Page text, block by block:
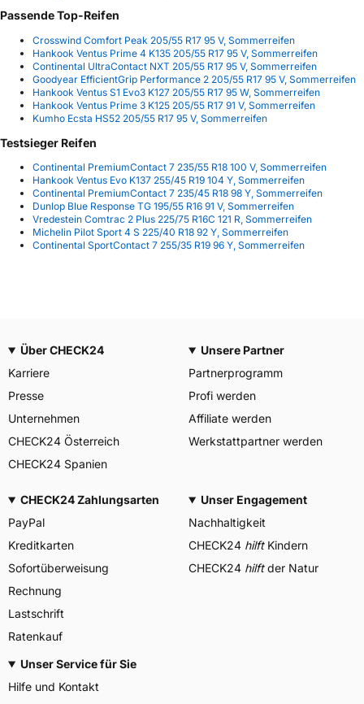
Passende Top-Reifen
Crosswind Comfort Peak 205/55 R17 95 V, Sommerreifen
Hankook Ventus Prime 4 K135 205/55 R17 95 V, Sommerreifen
Continental UltraContact NXT 205/55 R17 95 V, Sommerreifen
Goodyear EfficientGrip Performance 2 205/55 R17 95 V, Sommerreifen
Hankook Ventus S1 Evo3 K127 205/55 R17 95 W, Sommerreifen
Hankook Ventus Prime 3 K125 205/55 R17 91 V, Sommerreifen
Kumho Ecsta HS52 205/55 R17 95 V, Sommerreifen
Testsieger Reifen
Continental PremiumContact 7 235/55 R18 100 V, Sommerreifen
Hankook Ventus Evo K137 255/45 R19 104 Y, Sommerreifen
Continental PremiumContact 7 235/45 R18 98 Y, Sommerreifen
Dunlop Blue Response TG 195/55 R16 91 V, Sommerreifen
Vredestein Comtrac 2 Plus 225/75 R16C 121 R, Sommerreifen
Michelin Pilot Sport 4 S 225/40 R18 92 Y, Sommerreifen
Continental SportContact 7 255/35 R19 96 Y, Sommerreifen
Über CHECK24
Karriere
Presse
Unternehmen
CHECK24 Österreich
CHECK24 Spanien
Unsere Partner
Partnerprogramm
Profi werden
Affiliate werden
Werkstattpartner werden
CHECK24 Zahlungsarten
PayPal
Kreditkarten
Sofortüberweisung
Rechnung
Lastschrift
Ratenkauf
Unser Engagement
Nachhaltigkeit
CHECK24 hilftKindern
CHECK24 hilftder Natur
Unser Service für Sie
Hilfe und Kontakt